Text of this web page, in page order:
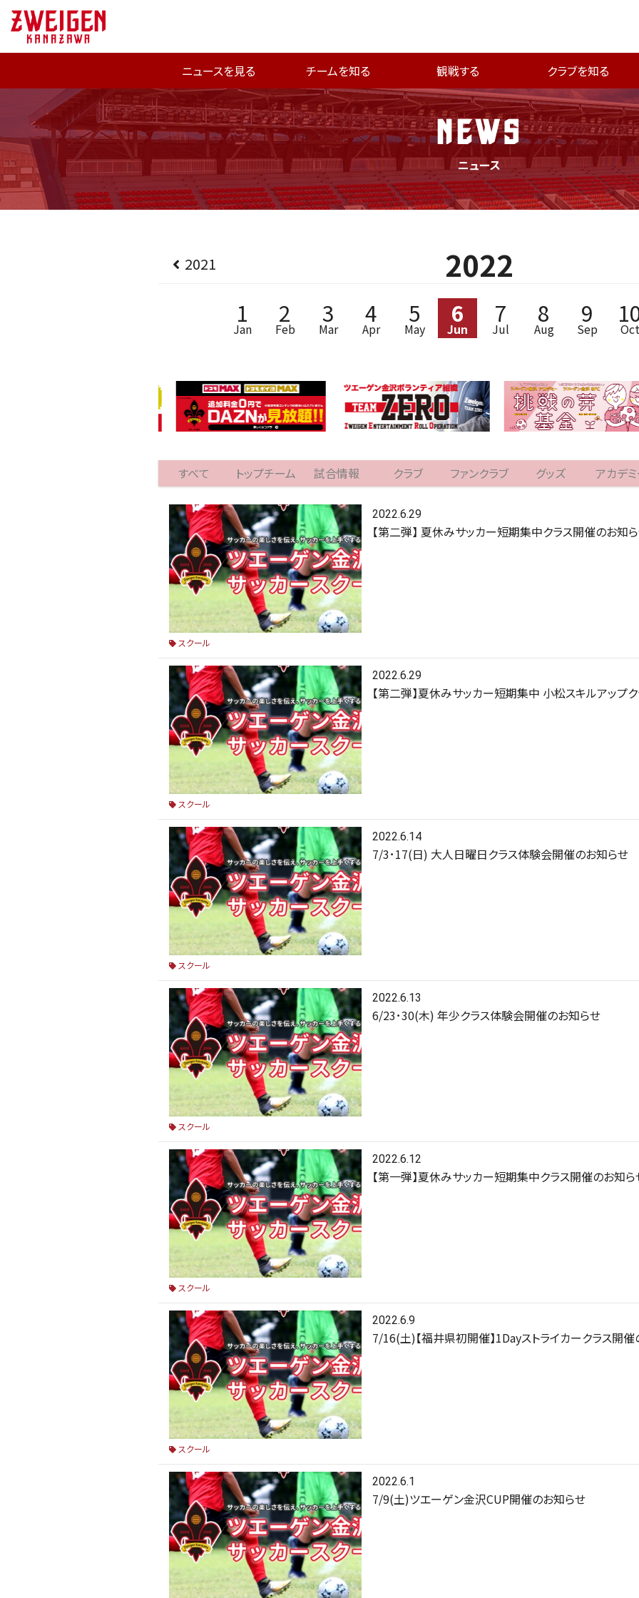
ニュースを見る チームを知る 観戦する クラブを知る
NEWS
ニュース
2021 2022
1
Jan
2
Feb
3
Mar
4
Apr
5
May
6
Jun
7
Jul
8
Aug
9
Sep Oct
すべて トップチーム 試合情報 クラブ ファンクラブ グッズ アカデ
2022.6.29
【第二弾】 夏休みサッカー短期集中クラス開催のお知
スクール
2022.6.29
【第二弾】夏休みサッカー短期集中 小松スキルアップ
スクール
2022.6.14
7/3･17(日) 大人日曜日クラス体験会開催のお知らせ
スクール
2022.6.13
6/23･30(木) 年少クラス体験会開催のお知らせ
スクール
2022.6.12
【第一弾】夏休みサッカー短期集中クラス開催のお知ら
スクール
2022.6.9
7/16(土)【福井県初開催】1Dayストライカークラス開
スクール
2022.6.1
7/9(土)ツエーゲン金沢CUP開催のお知らせ